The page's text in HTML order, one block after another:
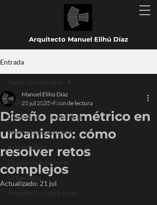
Arquitecto Manuel Elihú Díaz
Entrada
Todas las entradas
Consultoría inmobiliaria
Mentoría profesional
Arquitectos
Diseño de interiores
Urbanismo
Diseño paramétrico en
urbanismo: cómo
resolver retos
complejos
Manuel Elihú Díaz
25 jul 2025 4 min de lectura
Actualizado: 21 jul